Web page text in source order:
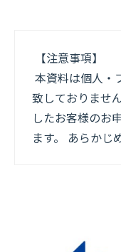
【注意事項】
本資料は個人・
致しておりませ
したお客様のお
ます。 あらかじ